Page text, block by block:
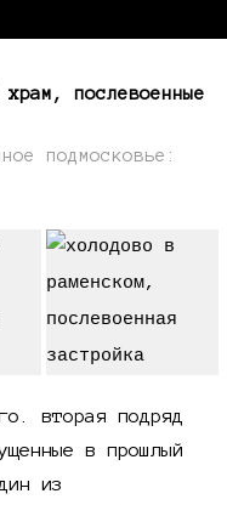
послевоенные
подмосковье:
. вторая подряд
в прошлый
из